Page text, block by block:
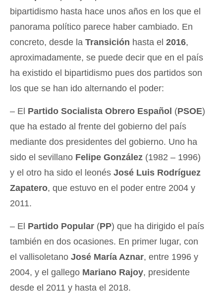
bipartidismo hasta hace unos años en los que el
panorama político parece haber cambiado. En
concreto, desde la Transición hasta el 2016,
aproximadamente, se puede decir que en el país
ha existido el bipartidismo pues dos partidos son
los que se han ido alternando el poder:
– El Partido Socialista Obrero Español (PSOE)
que ha estado al frente del gobierno del país
mediante dos presidentes del gobierno. Uno ha
sido el sevillano Felipe González (1982 – 1996)
y el otro ha sido el leonés José Luis Rodríguez
Zapatero, que estuvo en el poder entre 2004 y
2011.
– El Partido Popular (PP) que ha dirigido el país
también en dos ocasiones. En primer lugar, con
el vallisoletano José María Aznar, entre 1996 y
2004, y el gallego Mariano Rajoy, presidente
desde el 2011 y hasta el 2018.